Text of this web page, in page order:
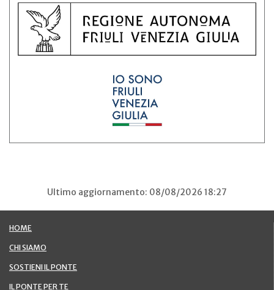
Ultimo aggiornamento: 08/08/2026 18:27
HOME
CHI SIAMO
SOSTIENI IL PONTE
IL PONTE PER TE